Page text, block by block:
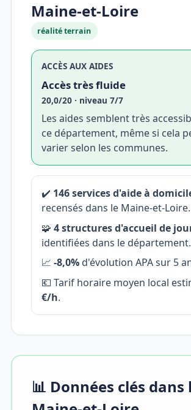
Maine-et-Loire
réalité terrain
ACCÈS AUX AIDES
Accès très fluide
20,0/20 · niveau 7/7
Les aides semblent très
ce département, même si cela
varier selon les communes.
✔️ 146 services d'aide à
recensés dans le Maine-et-Loire.
🧩 4 structures d'accueil de
identifiées dans le département.
📈 -8,0% d'évolution APA sur 5
💶 Tarif horaire moyen local
€/h.
📊 Données clés dans